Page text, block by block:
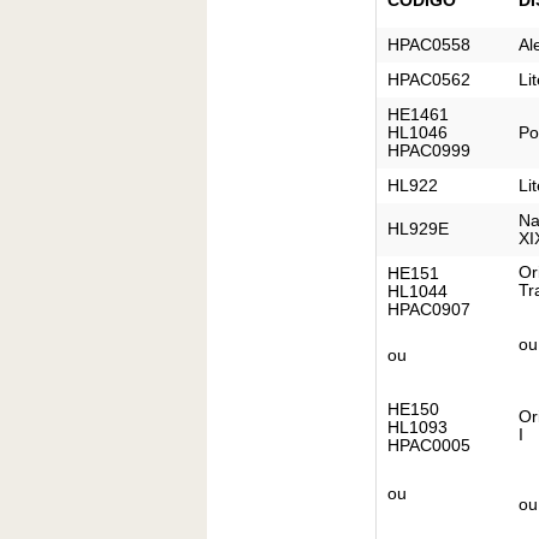
HPAC0558
HPAC0562
HE1461
HL1046
HPAC0999
HL922
HL929E
HE151
HL1044
HPAC0907
ou
HE150
HL1093
HPAC0005
ou
I
ou